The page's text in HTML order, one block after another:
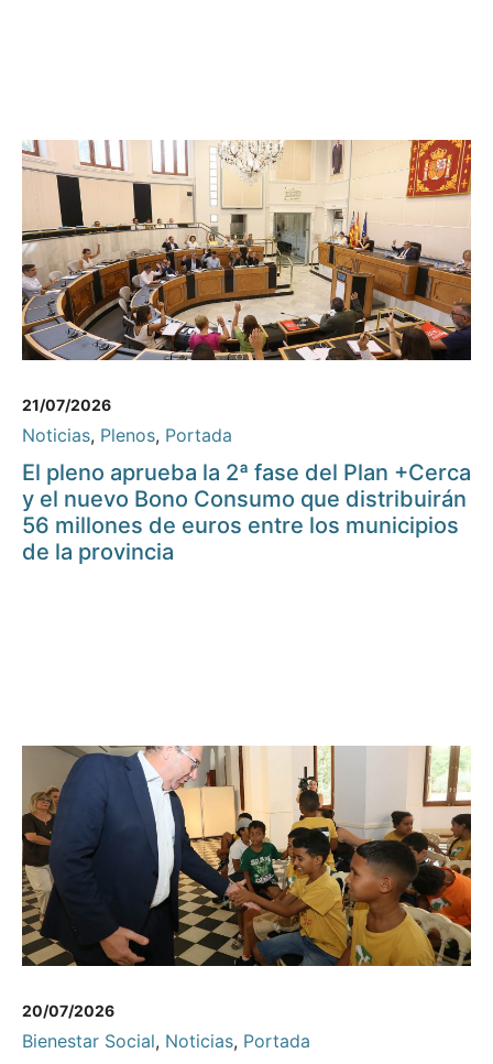
21/07/2026
Noticias, Plenos, Portada
El pleno aprueba la 2ª fase del Plan +Cerca
y el nuevo Bono Consumo que distribuirán
56 millones de euros entre los municipios
de la provincia
20/07/2026
Bienestar Social, Noticias, Portada